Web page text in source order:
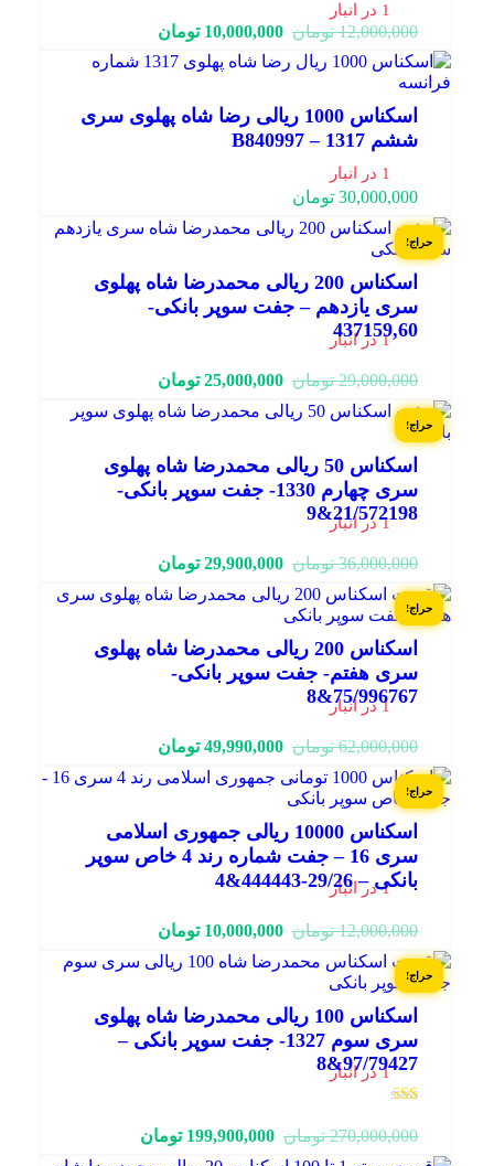
1 در انبار
12,000,000 تومان
قیمت
اصلی:
12,000,000 تومان
بود.
10,000,000 تومان
قیمت
فعلی:
10,000,000 تومان.
1 در انبار
اسکناس 1000 ریالی رضا شاه پهلوی سری
ششم 1317 – B840997
30,000,000 تومان
حراج!
1 در انبار
اسکناس 200 ریالی محمدرضا شاه پهلوی
سری یازدهم – جفت سوپر بانکی-
437159,60
29,000,000 تومان
قیمت
اصلی:
29,000,000 تومان
بود.
25,000,000 تومان
قیمت
فعلی:
25,000,000 تومان.حراج!
1 در انبار
اسکناس 50 ریالی محمدرضا شاه پهلوی
سری چهارم 1330- جفت سوپر بانکی-
21/572198&9
36,000,000 تومان
قیمت
اصلی:
36,000,000 تومان
بود.
29,900,000 تومان
قیمت
فعلی:
29,900,000 تومان.حراج!
1 در انبار
اسکناس 200 ریالی محمدرضا شاه پهلوی
سری هفتم- جفت سوپر بانکی-
75/996767&8
62,000,000 تومان
قیمت
اصلی:
62,000,000 تومان
بود.
49,990,000 تومان
قیمت
فعلی:
49,990,000 تومان.حراج!
1 در انبار
اسکناس 10000 ریالی جمهوری اسلامی
سری 16 – جفت شماره رند 4 خاص سوپر
بانکی – 29/26-444443&4
12,000,000 تومان
قیمت
اصلی:
12,000,000 تومان
بود.
10,000,000 تومان
قیمت
فعلی:
10,000,000 تومان.حراج!
1 در انبار
اسکناس 100 ریالی محمدرضا شاه پهلوی
سری سوم 1327- جفت سوپر بانکی –
97/79427&8
1.50
از 5
270,000,000 تومان
قیمت
199,900,000 تومان
قیمت